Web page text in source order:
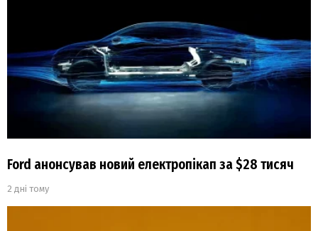
Ford анонсував новий електропікап за $28 тисяч
2 дні тому